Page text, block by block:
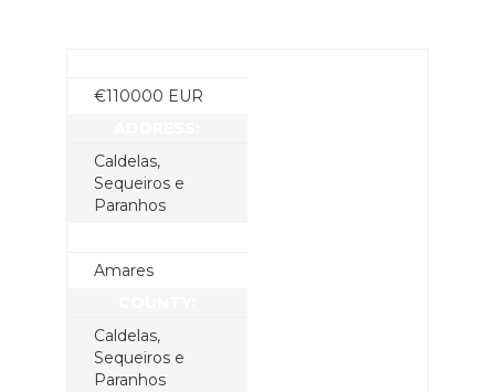
€110000 EUR
Caldelas,
Sequeiros e
Paranhos
Amares
Caldelas,
Sequeiros e
Paranhos